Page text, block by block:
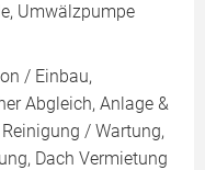
Umwälzpumpe
/ Einbau,
Abgleich, Anlage &
/ Wartung,
Dach Vermietung